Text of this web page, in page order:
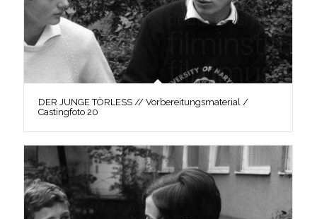
DER JUNGE TÖRLESS // Vorbereitungsmaterial /
Castingfoto 20